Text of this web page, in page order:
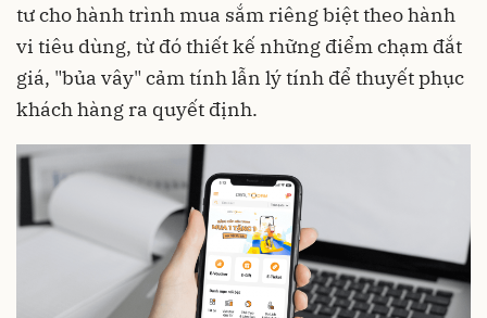
tư cho hành trình mua sắm riêng biệt theo hành
vi tiêu dùng, từ đó thiết kế những điểm chạm đắt
giá, "bủa vây" cảm tính lẫn lý tính để thuyết phục
khách hàng ra quyết định.